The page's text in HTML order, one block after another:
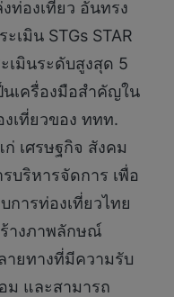
ท่องเที่ยว อันทรง
เมิน STGs STAR
เมินระดับสูงสุด 5
นเครื่องมือสำคัญใน
เที่ยวของ ททท.
เศรษฐกิจ สังคม
บริหารจัดการ เพื่อ
ารท่องเที่ยวไทย
างภาพลักษณ์
ายทางที่มีความรับ
ม และสามารถ